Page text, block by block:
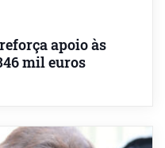
apoio às
mil euros